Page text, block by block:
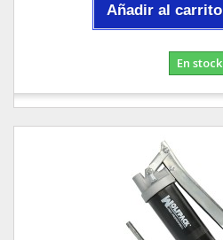
Añadir al carrito
En stock